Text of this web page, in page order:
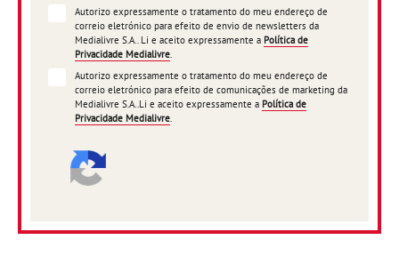
Autorizo expressamente o tratamento do meu endereço de
correio eletrónico para efeito de envio de newsletters da
Medialivre S.A.. Li e aceito expressamente a Política de
Privacidade Medialivre.
Autorizo expressamente o tratamento do meu endereço de
correio eletrónico para efeito de comunicações de marketing da
Medialivre S.A..Li e aceito expressamente a Política de
Privacidade Medialivre.